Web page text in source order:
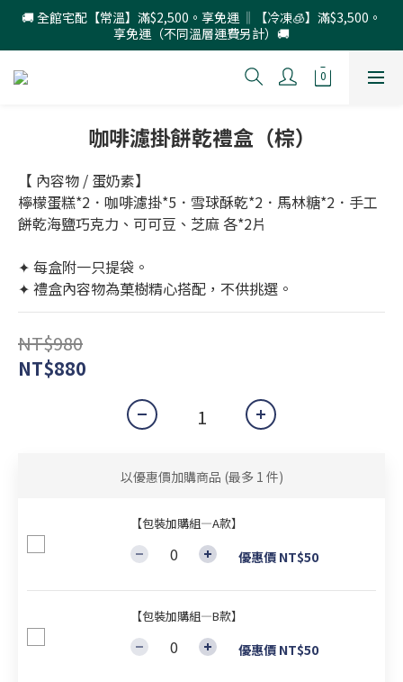
🚚 全館宅配【常溫】滿$2,500。享免運 ‖【冷凍🧊】滿$3,500。
享免運（不同溫層運費另計）🚚
咖啡濾掛餅乾禮盒（棕）
【 內容物 / 蛋奶素】
檸檬蛋糕*2．咖啡濾掛*5．雪球酥乾*2．馬林糖*2．手工
餅乾海鹽巧克力、可可豆、芝麻 各*2片
✦ 每盒附一只提袋。
✦ 禮盒內容物為菓樹精心搭配，不供挑選。
NT$980
NT$880
以優惠價加購商品 (最多 1 件)
【包裝加購組—A款】
優惠價 NT$50
【包裝加購組—B款】
優惠價 NT$50